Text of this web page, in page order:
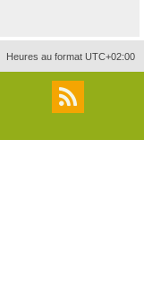
Heures au format UTC+02:00